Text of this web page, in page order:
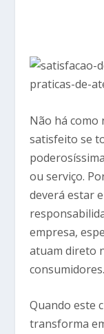
Não há como
satisfeito se
ou serviço.
deverá estar
empresa,
atuam direto
consumidores.
Quando este
transforma